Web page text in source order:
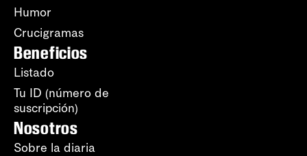
Humor
Crucigramas
Beneficios
Listado
Tu ID (número de
suscripción)
Nosotros
Sobre la diaria